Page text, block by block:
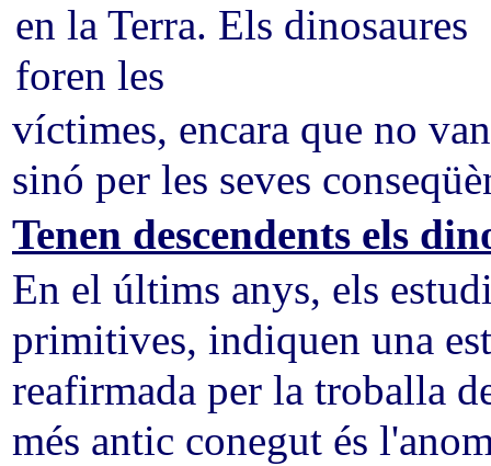
en la Terra. Els dinosaures
foren les
víctimes, encara que no
sinó per les seves
Tenen descendents els
En el últims anys, els
primitives, indiquen una
reafirmada per la troballa
més antic conegut és